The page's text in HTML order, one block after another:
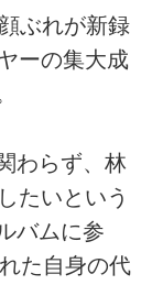
ぶれが新録
ーの集大成
わらず、林
たいという
バムに参
た自身の代